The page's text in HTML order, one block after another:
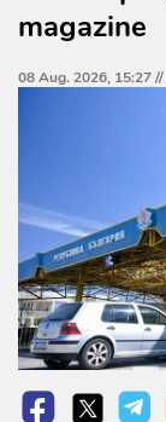
magazine
08 Aug. 2026, 15:27 //